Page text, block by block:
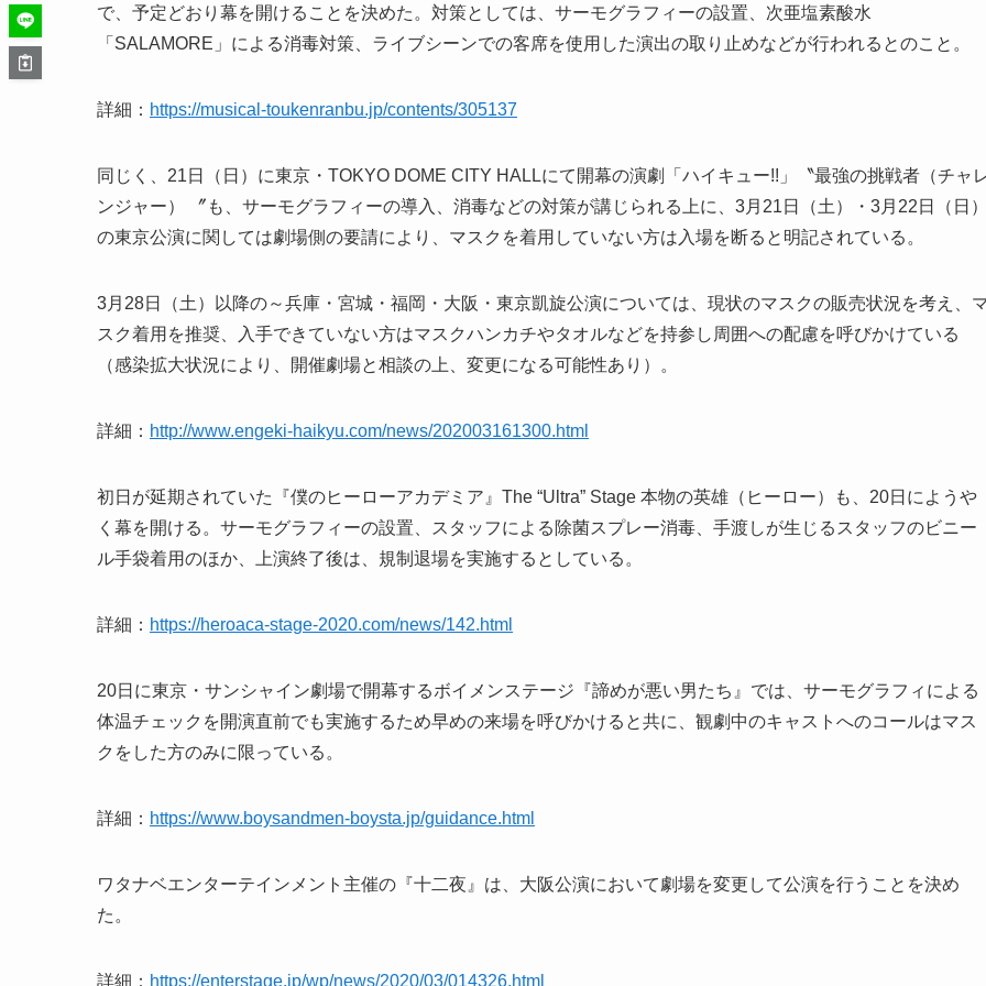
で、予定どおり幕を開けることを決めた。対策としては、サーモグラフィーの設置、次亜塩素酸水
「SALAMORE」による消毒対策、ライブシーンでの客席を使用した演出の取り止めなどが行われるとのこと。
詳細： https://musical-toukenranbu.jp/contents/305137
同じく、21日（日）に東京・TOKYO DOME CITY HALLにて開幕の演劇「ハイキュー!!」〝最強の挑戦者（チャ
ンジャー） 〞も、サーモグラフィーの導入、消毒などの対策が講じられる上に、3月21日（土）・3月22日（日）
の東京公演に関しては劇場側の要請により、マスクを着用していない方は入場を断ると明記されている。
3月28日（土）以降の～兵庫・宮城・福岡・大阪・東京凱旋公演については、現状のマスクの販売状況を考え、
スク着用を推奨、入手できていない方はマスクハンカチやタオルなどを持参し周囲への配慮を呼びかけている
（感染拡大状況により、開催劇場と相談の上、変更になる可能性あり）。
詳細： http://www.engeki-haikyu.com/news/202003161300.html
初日が延期されていた『僕のヒーローアカデミア』The “Ultra” Stage 本物の英雄（ヒーロー）も、20日にようや
く幕を開ける。サーモグラフィーの設置、スタッフによる除菌スプレー消毒、手渡しが生じるスタッフのビニー
ル手袋着用のほか、上演終了後は、規制退場を実施するとしている。
詳細： https://heroaca-stage-2020.com/news/142.html
20日に東京・サンシャイン劇場で開幕するボイメンステージ『諦めが悪い男たち』では、サーモグラフィによる
体温チェックを開演直前でも実施するため早めの来場を呼びかけると共に、観劇中のキャストへのコールはマス
クをした方のみに限っている。
詳細： https://www.boysandmen-boysta.jp/guidance.html
ワタナベエンターテインメント主催の『十二夜』は、大阪公演において劇場を変更して公演を行うことを決め
た。
詳細： https://enterstage.jp/wp/news/2020/03/014326.html